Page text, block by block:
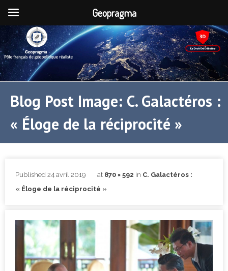
Blog Post Image: C. Galactéros :
« Éloge de la réciprocité »
Published 24 avril 2019 at 870 × 592 in C. Galactéros :
« Éloge de la réciprocité »
Geopragma